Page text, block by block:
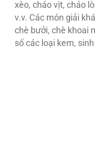
xèo, cháo vịt, cháo
v.v. Các món giải
chè bưởi, chè khoai
số các loại kem,